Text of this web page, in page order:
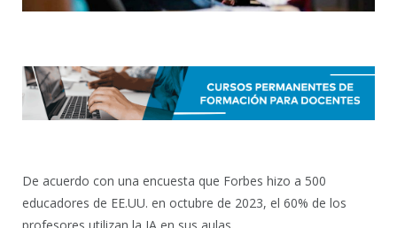
De acuerdo con una encuesta que Forbes hizo a 500
educadores de EE.UU. en octubre de 2023, el 60% de los